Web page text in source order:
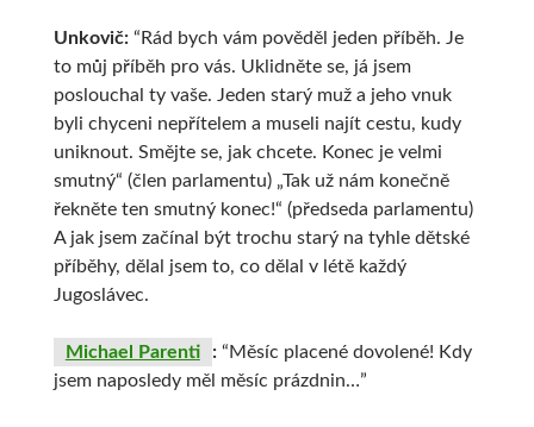
Unkovič:“Rád bych vám pověděl jeden příběh. Je
to můj příběh pro vás. Uklidněte se, já jsem
poslouchal ty vaše. Jeden starý muž a jeho vnuk
byli chyceni nepřítelem a museli najít cestu, kudy
uniknout. Smějte se, jak chcete. Konec je velmi
smutný“ (člen parlamentu) „Tak už nám konečně
řekněte ten smutný konec!“ (předseda parlamentu)
A jak jsem začínal být trochu starý na tyhle dětské
příběhy, dělal jsem to, co dělal v létě každý
Jugoslávec.
Michael Parenti :“Měsíc placené dovolené! Kdy
jsem naposledy měl měsíc prázdnin…”